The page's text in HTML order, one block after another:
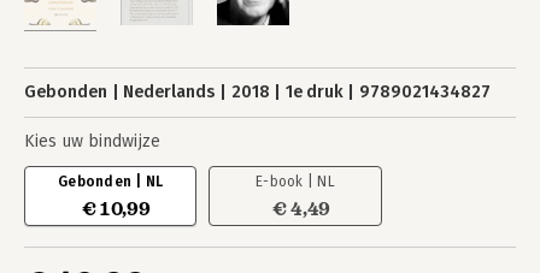
Gebonden Nederlands 2018 1e druk 9789021434827
Kies uw bindwijze
Gebonden | NL
€ 10,99
E-book | NL
€ 4,49